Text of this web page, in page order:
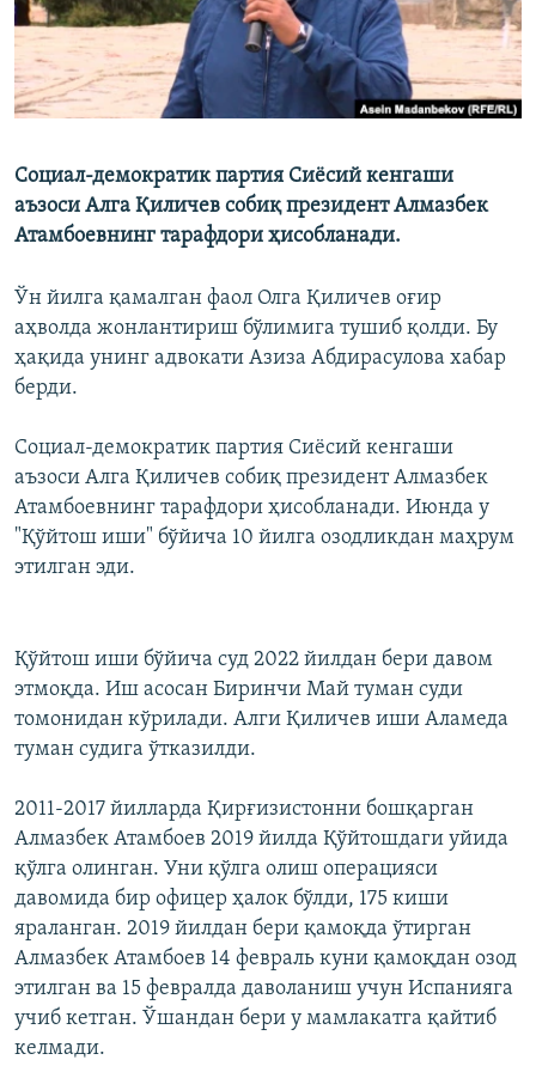
Социал-демократик партия Сиёсий кенгаши
аъзоси Алга Қиличев собиқ президент Алмазбек
Атамбоевнинг тарафдори ҳисобланади.
Ўн йилга қамалган фаол Олга Қиличев оғир
аҳволда жонлантириш бўлимига тушиб қолди. Бу
ҳақида унинг адвокати Азиза Абдирасулова хабар
берди.
Социал-демократик партия Сиёсий кенгаши
аъзоси Алга Қиличев собиқ президент Алмазбек
Атамбоевнинг тарафдори ҳисобланади. Июнда у
"Қўйтош иши" бўйича 10 йилга озодликдан маҳрум
этилган эди.
Қўйтош иши бўйича суд 2022 йилдан бери давом
этмоқда. Иш асосан Биринчи Май туман суди
томонидан кўрилади. Алги Қиличев иши Аламеда
туман судига ўтказилди.
2011-2017 йилларда Қирғизистонни бошқарган
Алмазбек Атамбоев 2019 йилда Қўйтошдаги уйида
қўлга олинган. Уни қўлга олиш операцияси
давомида бир офицер ҳалок бўлди, 175 киши
яраланган. 2019 йилдан бери қамоқда ўтирган
Алмазбек Атамбоев 14 февраль куни қамоқдан озод
этилган ва 15 февралда даволаниш учун Испанияга
учиб кетган. Ўшандан бери у мамлакатга қайтиб
келмади.